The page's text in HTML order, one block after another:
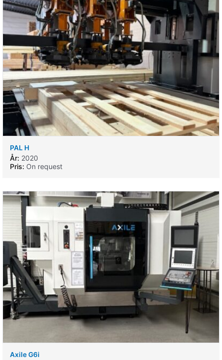
PAL H
År: 2020
Pris: On request
Axile G6i